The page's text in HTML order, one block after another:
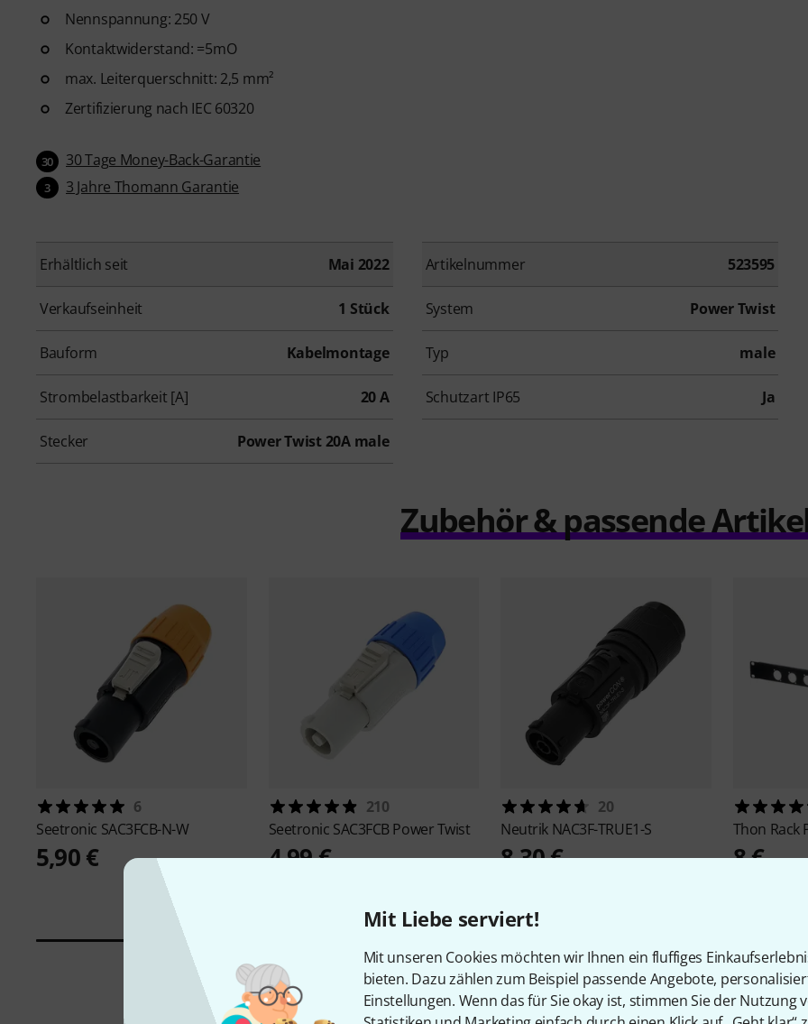
Mit Liebe serviert!
Mit unseren Cookies möchten wir Ihnen ein fluffiges
bieten. Dazu zählen zum Beispiel passende Angebote,
Einstellungen. Wenn das für Sie okay ist, stimmen Sie der Nutzung
Nennspannung: 250 V
Kontaktwiderstand: =5mO
max. Leiterquerschnitt: 2,5 mm²
Zertifizierung nach IEC 60320
30 30 Tage Money-Back-Garantie
3 3 Jahre Thomann Garantie
Erhältlich seit Mai 2022 Artikelnummer 523595
Verkaufseinheit 1 Stück System Power Twist
Bauform Kabelmontage Typ male
Strombelastbarkeit [A] 20 A Schutzart IP65 Ja
Stecker Power Twist 20A male
Zubehör & passende
6
Seetronic SAC3FCB-N-W
5,90 €
210
Seetronic SAC3FCB Power Twist
4,99 €
20
Neutrik NAC3F-TRUE1-S
8,30 €
Thon Rack
8 €